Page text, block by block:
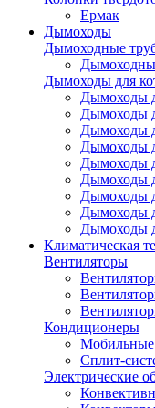
Ермак
Дымоходы
Дымоходные
Дымоходы для
Дымоходы
Дымоходы
Дымоходы
Дымоходы
Дымоходы
Дымоходы
Дымоходы
Дымоходы
Дымоходы
Климатическая
Вентиляторы
Кондиционеры
Сплит-
Электрические